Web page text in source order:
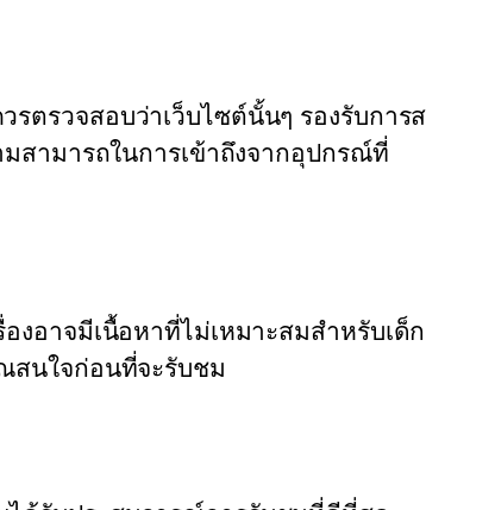
ตรวจสอบว่าเว็บไซต์นั้นๆ รองรับการส
สามารถในการเข้าถึงจากอุปกรณ์ที่
งอาจมีเนื้อหาที่ไม่เหมาะสมสำหรับเด็ก
สนใจก่อนที่จะรับชม